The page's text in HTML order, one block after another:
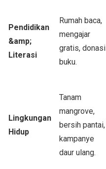
Pendidikan
&amp;
Literasi
Rumah baca,
mengajar
gratis, donasi
buku.
Lingkungan
Hidup
Tanam
mangrove,
bersih pantai,
kampanye
daur ulang.